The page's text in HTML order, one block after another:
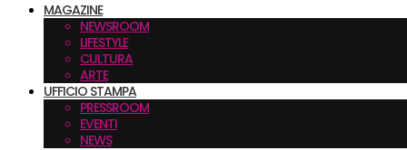
MAGAZINE
NEWSROOM
LIFESTYLE
CULTURA
ARTE
UFFICIO STAMPA
PRESSROOM
EVENTI
NEWS